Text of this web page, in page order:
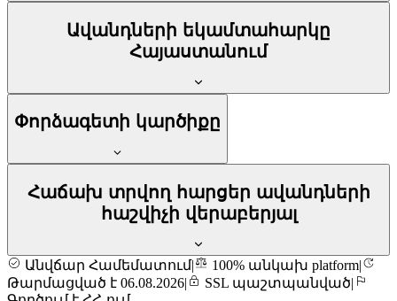
Ավանդների եկամտահարկը
Հայաստանում
Փորձագետի կարծիքը
Հաճախ տրվող հարցեր ավանդների
հաշվիչի վերաբերյալ
Անվճար Համեմատում| 100% անկախ platform|
Թարմացված է 06.08.2026| SSL պաշտպանված|